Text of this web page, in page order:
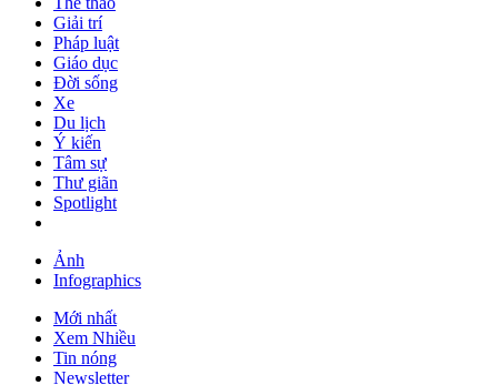
Giải trí
Pháp luật
Giáo dục
Đời sống
Xe
Du lịch
Ý kiến
Tâm sự
Thư giãn
Spotlight
Ảnh
Infographics
Mới nhất
Xem Nhiều
Tin nóng
Newsletter